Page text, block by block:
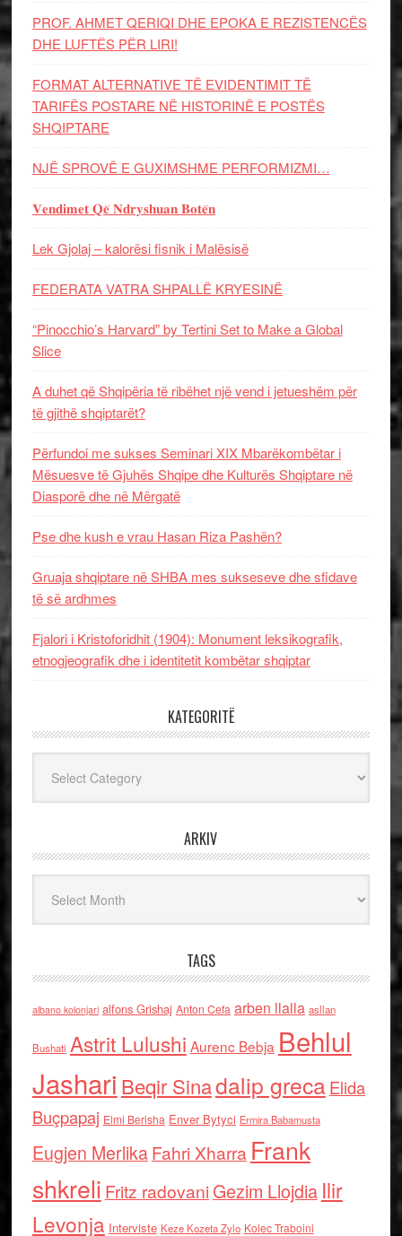
PROF. AHMET QERIQI DHE EPOKA E REZISTENCЁS
DHE LUFTЁS PЁR LIRI!
FORMAT ALTERNATIVE TË EVIDENTIMIT TË
TARIFËS POSTARE NË HISTORINË E POSTËS
SHQIPTARE
NJË SPROVË E GUXIMSHME PERFORMIZMI…
𝐕𝐞𝐧𝐝𝐢𝐦𝐞𝐭 𝐐𝐞̈ 𝐍𝐝𝐫𝐲𝐬𝐡𝐮𝐚𝐧 𝐁𝐨𝐭𝐞̈𝐧
Lek Gjolaj – kalorësi fisnik i Malësisë
FEDERATA VATRA SHPALLË KRYESINË
“Pinocchio’s Harvard” by Tertini Set to Make a Global
Slice
A duhet që Shqipëria të ribëhet një vend i jetueshëm për
të gjithë shqiptarët?
Përfundoi me sukses Seminari XIX Mbarëkombëtar i
Mësuesve të Gjuhës Shqipe dhe Kulturës Shqiptare në
Diasporë dhe në Mërgatë
Pse dhe kush e vrau Hasan Riza Pashën?
Gruaja shqiptare në SHBA mes sukseseve dhe sfidave
të së ardhmes
Fjalori i Kristoforidhit (1904): Monument leksikografik,
etnogjeografik dhe i identitetit kombëtar shqiptar
KATEGORITË
ARKIV
TAGS
albano kolonjari alfons Grishaj Anton Cefa arben llalla asllan
Bushati Astrit Lulushi Aurenc Bebja Behlul
Jashari Beqir Sinadalip grecaElida
Buçpapaj Elmi Berisha Enver Bytyci Ermira Babamusta
Eugjen MerlikaFahri Xharra Frank
shkreli Fritz radovaniGezim Llojdia Ilir
Levonja Interviste Keze Kozeta Zylo Kolec Traboini